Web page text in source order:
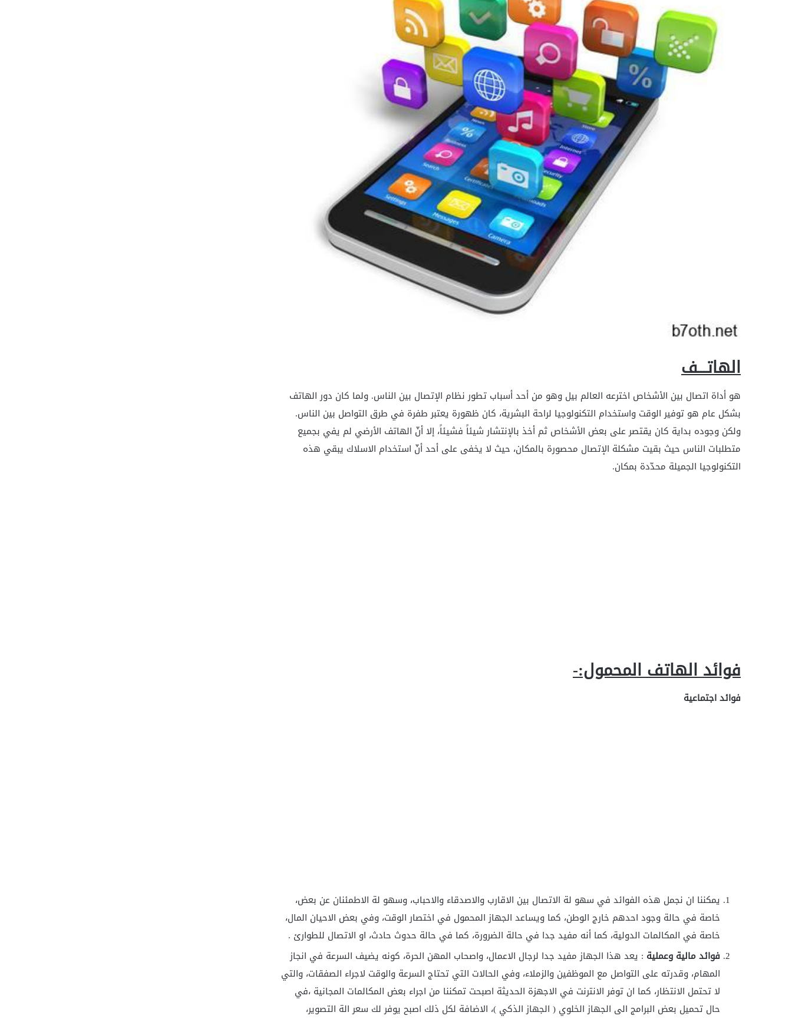
الهاتـــف
هو أداة اتصال بين الأشخاص اخترعه العالم بيل وهو من أحد أسباب تطور نظام الإتصال بين الناس. ولما كان دور الهاتف
بشكل عام هو توفير الوقت واستخدام التكنولوجيا لراحة البشرية، كان ظهورة يعتبر طفرة في طرق التواصل بين الناس.
ولكن وجوده بداية كان يقتصر على بعض الأشخاص ثم أخذ بالإنتشار شيئاً فشيئاً، إلا أنّ الهاتف الأرضي لم يفي بجميع
متطلبات الناس حيث بقيت مشكلة الإتصال محصورة بالمكان، حيث لا يخفى على أحد أنّ استخدام الاسلاك يبقي هذه
التكنولوجيا الجميلة محدّدة بمكان.
فوائد الهاتف المحمول:-
فوائد اجتماعية
يمكننا ان نجمل هذه الفوائد في سهو لة الاتصال بين الاقارب والاصدقاء والاحباب، وسهو لة الاطمئنان عن بعض،
خاصة في حالة وجود احدهم خارج الوطن، كما ويساعد الجهاز المحمول في اختصار الوقت، وفي بعض الاحيان المال،
خاصة في المكالمات الدولية، كما أنه مفيد جدا في حالة الضرورة، كما في حالة حدوث حادث، او الاتصال للطوارئ .
فوائد مالية وعملية : يعد هذا الجهاز مفيد جدا لرجال الاعمال، واصحاب المهن الحرة، كونه يضيف السرعة في انجاز
المهام، وقدرته على التواصل مع الموظفين والزملاء، وفي الحالات التي تحتاج السرعة والوقت لاجراء الصفقات، والتي
لا تحتمل الانتظار، كما ان توفر الانترنت في الاجهزة الحديثة اصبحت تمكننا من اجراء بعض المكالمات المجانية ،في
حال تحميل بعض البرامج الى الجهاز الخلوي ( الجهاز الذكي )، الاضافة لكل ذلك اصبح يوفر لك سعر الة التصوير،